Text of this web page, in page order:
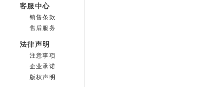
客服中心
销售条款
售后服务
法律声明
注意事项
企业承诺
版权声明